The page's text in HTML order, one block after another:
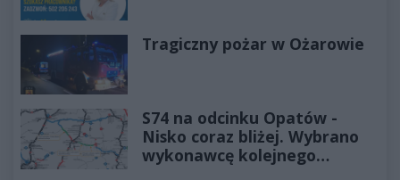
Tragiczny pożar w Ożarowie
S74 na odcinku Opatów -
Nisko coraz bliżej. Wybrano
wykonawcę kolejnego